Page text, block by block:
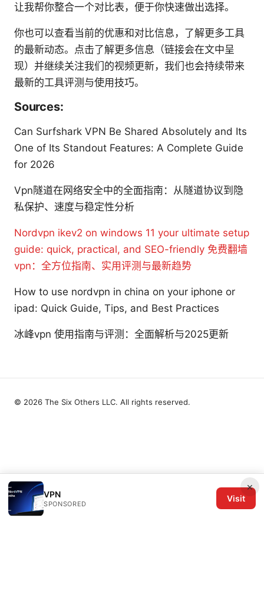
让我帮你整合一个对比表，便于你快速做出选择。
你也可以查看当前的优惠和对比信息，了解更多工具
的最新动态。点击了解更多信息（链接会在文中呈
现）并继续关注我们的视频更新，我们也会持续带来
最新的工具评测与使用技巧。
Sources:
Can Surfshark VPN Be Shared Absolutely and Its
One of Its Standout Features: A Complete Guide
for 2026
Vpn隧道在网络安全中的全面指南：从隧道协议到隐
私保护、速度与稳定性分析
Nordvpn ikev2 on windows 11 your ultimate setup
guide: quick, practical, and SEO-friendly 免费翻墙
vpn：全方位指南、实用评测与最新趋势
How to use nordvpn in china on your iphone or
ipad: Quick Guide, Tips, and Best Practices
冰峰vpn 使用指南与评测：全面解析与2025更新
×
VPN
SPONSORED
Visit
© 2026 The Six Others LLC. All rights reserved.